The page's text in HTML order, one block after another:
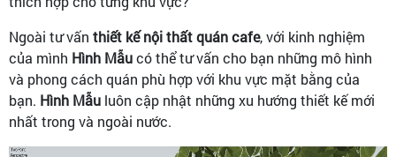
Ngoài tư vấn thiết kế nội thất quán cafe, với kinh nghiệm
của mình Hình Mẫucó thể tư vấn cho bạn những mô hình
và phong cách quán phù hợp với khu vực mặt bằng của
bạn. Hình Mẫu luôn cập nhật những xu hướng thiết kế mới
nhất trong và ngoài nước.